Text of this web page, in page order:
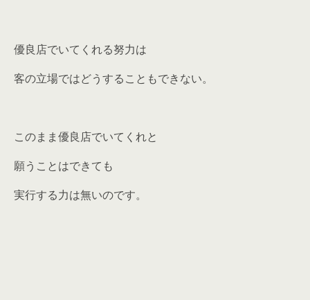
優良店でいてくれる努力は
客の立場ではどうすることもできない。
このまま優良店でいてくれと
願うことはできても
実行する力は無いのです。